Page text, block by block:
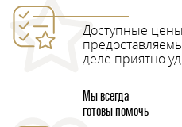
Доступные
деле приятно
Мы всегда
готовы помочь